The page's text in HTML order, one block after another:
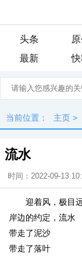
头条 原
最新
当前位置： 主页 >
流水
时间：2022-09-13
迎着风，极目
岸边的约定，流水
带走了泥沙
带走了落叶